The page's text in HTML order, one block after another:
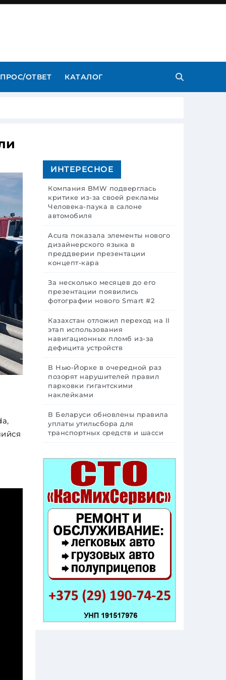
ОТВЕТ КАТАЛОГ
ИНТЕРЕСНОЕ
Компания BMW подверглась
критике из-за своей рекламы
Человека-паука в салоне
автомобиля
Acura показала элементы нового
дизайнерского языка в
преддверии презентации
концепт-кара
За несколько месяцев до его
презентации появились
фотографии нового Smart #2
Казахстан отложил переход на II
этап использования
навигационных пломб из-за
дефицита устройств
В Нью-Йорке в очередной раз
позорят нарушителей правил
парковки гигантскими
наклейками
В Беларуси обновлены правила
уплаты утильсбора для
транспортных средств и шасси